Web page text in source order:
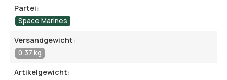
Partei:
Space Marines
Versandgewicht:
0,37 kg
Artikelgewicht: